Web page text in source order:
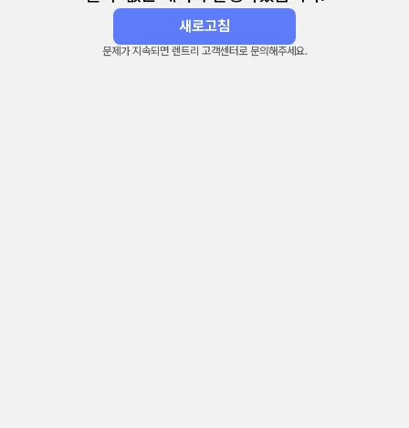
새로고침
문제가 지속되면 렌트리 고객센터로 문의해주세요.